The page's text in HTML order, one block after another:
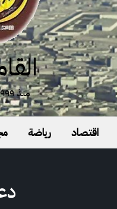
منذ ١٩٩٩ مستمرون
اقتصاد رياضة